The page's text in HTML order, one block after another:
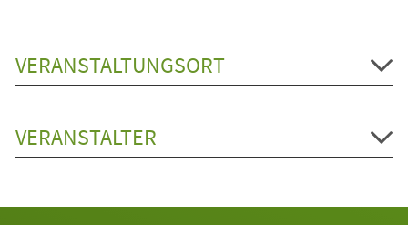
VERANSTALTUNGSORT
VERANSTALTER